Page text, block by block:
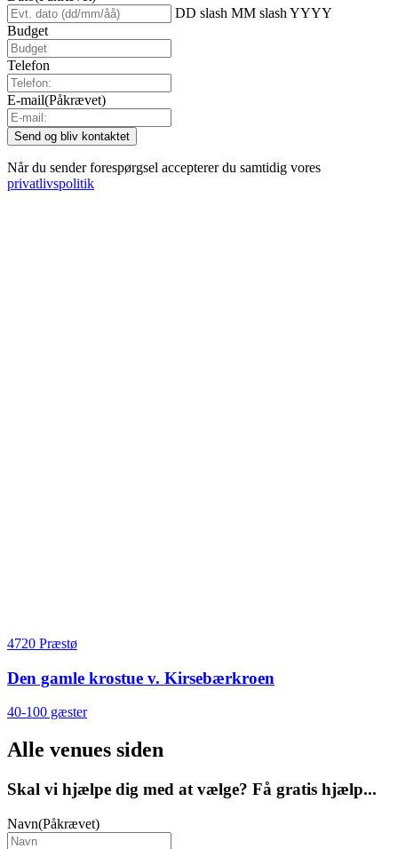
DD slash MM slash YYYY
Budget
Telefon
E-mail(Påkrævet)
Når du sender forespørgsel accepterer du samtidig vores
privatlivspolitik
4720 Præstø
Den gamle krostue v. Kirsebærkroen
40-100 gæster
Alle venues siden
Skal vi hjælpe dig med at vælge? Få gratis hjælp...
Navn(Påkrævet)